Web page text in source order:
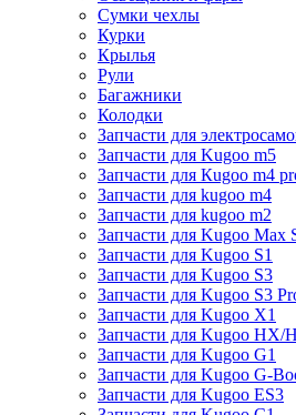
Сумки чехлы
Курки
Крылья
Рули
Багажники
Колодки
Запчасти для
Запчасти для Kugoo m5
Запчасти для Кugoo m4
Запчасти для kugoo m4
Запчасти для kugoo m2
Запчасти для Kugoo Max
Запчасти для Kugoo S1
Запчасти для Kugoo S3
Запчасти для Kugoo S3
Запчасти для Kugoo X1
Запчасти для Kugoo HX/
Запчасти для Kugoo G1
Запчасти для Kugoo G-
Запчасти для Kugoo ES3